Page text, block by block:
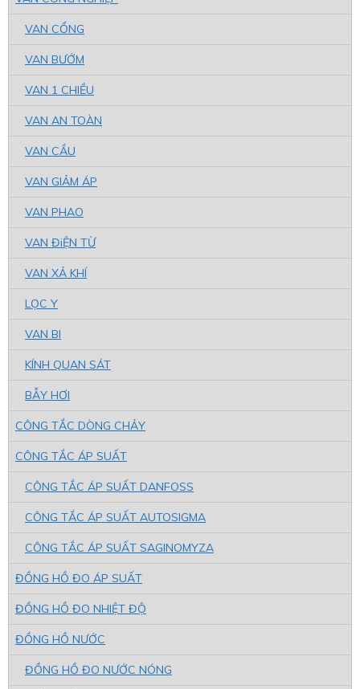
VAN CỔNG
VAN BƯỚM
VAN 1 CHIỀU
VAN AN TOÀN
VAN CẦU
VAN GIẢM ÁP
VAN PHAO
VAN ĐiỆN TỪ
VAN XẢ KHÍ
LỌC Y
VAN BI
KÍNH QUAN SÁT
BẪY HƠI
CÔNG TẮC DÒNG CHẢY
CÔNG TẮC ÁP SUẤT
CÔNG TẮC ÁP SUẤT DANFOSS
CÔNG TẮC ÁP SUẤT AUTOSIGMA
CÔNG TẮC ÁP SUẤT SAGINOMYZA
ĐỒNG HỒ ĐO ÁP SUẤT
ĐỒNG HỒ ĐO NHIỆT ĐỘ
ĐỒNG HỒ NƯỚC
ĐỒNG HỒ ĐO NƯỚC NÓNG